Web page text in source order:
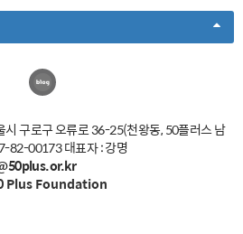
구로구 오류로 36-25(천왕동, 50플러스 남
82-00173대표자 : 강명
Plus Foundation